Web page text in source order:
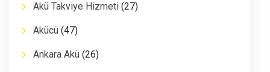
Akü Takviye Hizmeti (27)
Akücü (47)
Ankara Akü (26)